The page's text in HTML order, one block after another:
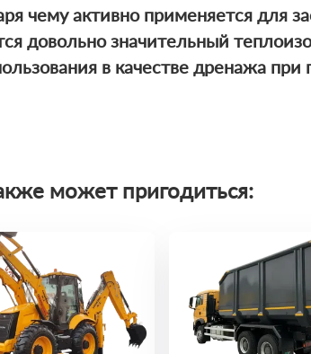
чему активно применяется для
довольно значительный
в качестве дренажа
может пригодиться: